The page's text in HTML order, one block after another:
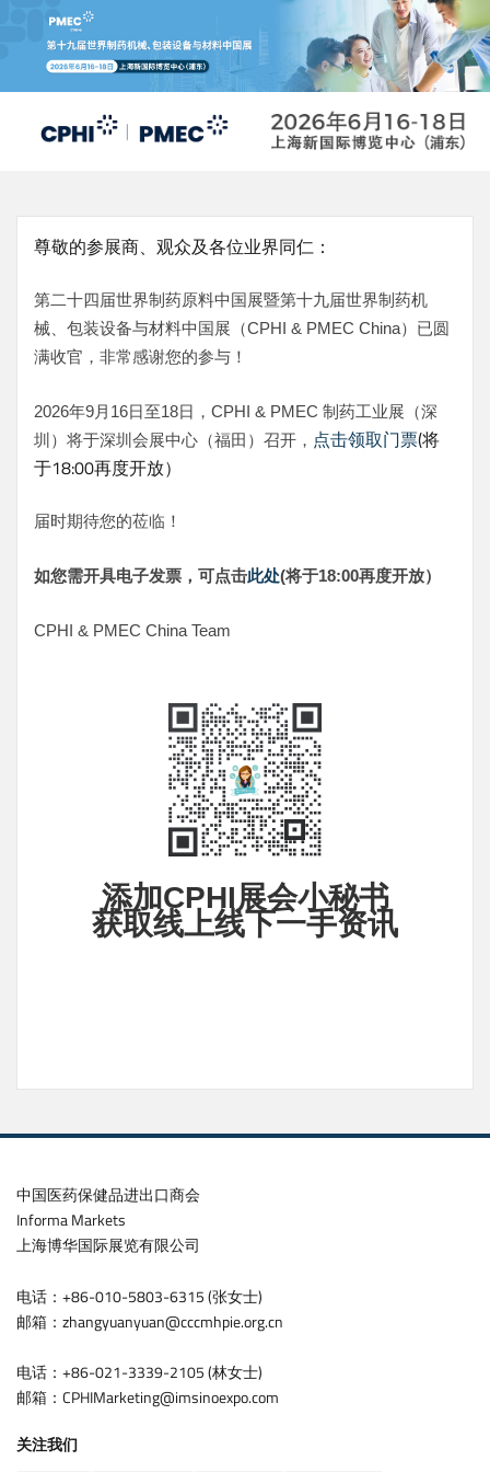
主
尊敬的参展商、观众及各位业界同仁：
第二十四届世界制药原料中国展暨第十九届世界制药机
械、包装设备与材料中国展（CPHI & PMEC China）已圆
满收官，非常感谢您的参与！
2026年9月16日至18日，CPHI & PMEC 制药工业展（深
圳）将于深圳会展中心（福田）召开， 点击领取门票(将
于18:00再度开放）
届时期待您的莅临！
如您需开具电子发票，可点击此处(将于18:00再度开放）
CPHI & PMEC China Team
添加CPHI展会小秘书
获取线上线下一手资讯
中国医药保健品进出口商会
Informa Markets
上海博华国际展览有限公司
电话：+86-010-5803-6315 (张女士)
邮箱：zhangyuanyuan@cccmhpie.org.cn
电话：+86-021-3339-2105 (林女士)
邮箱：CPHIMarketing@imsinoexpo.com
关注我们